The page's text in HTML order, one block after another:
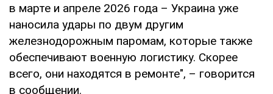
в марте и апреле 2026 года – Украина уже
наносила удары по двум другим
железнодорожным паромам, которые также
обеспечивают военную логистику. Скорее
всего, они находятся в ремонте", – говорится
в сообщении.